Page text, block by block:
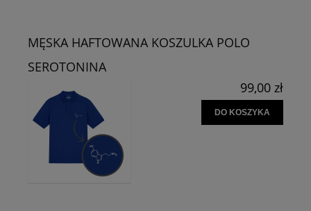
MĘSKA HAFTOWANA KOSZULKA POLO
SEROTONINA
99,00 zł
DO KOSZYKA